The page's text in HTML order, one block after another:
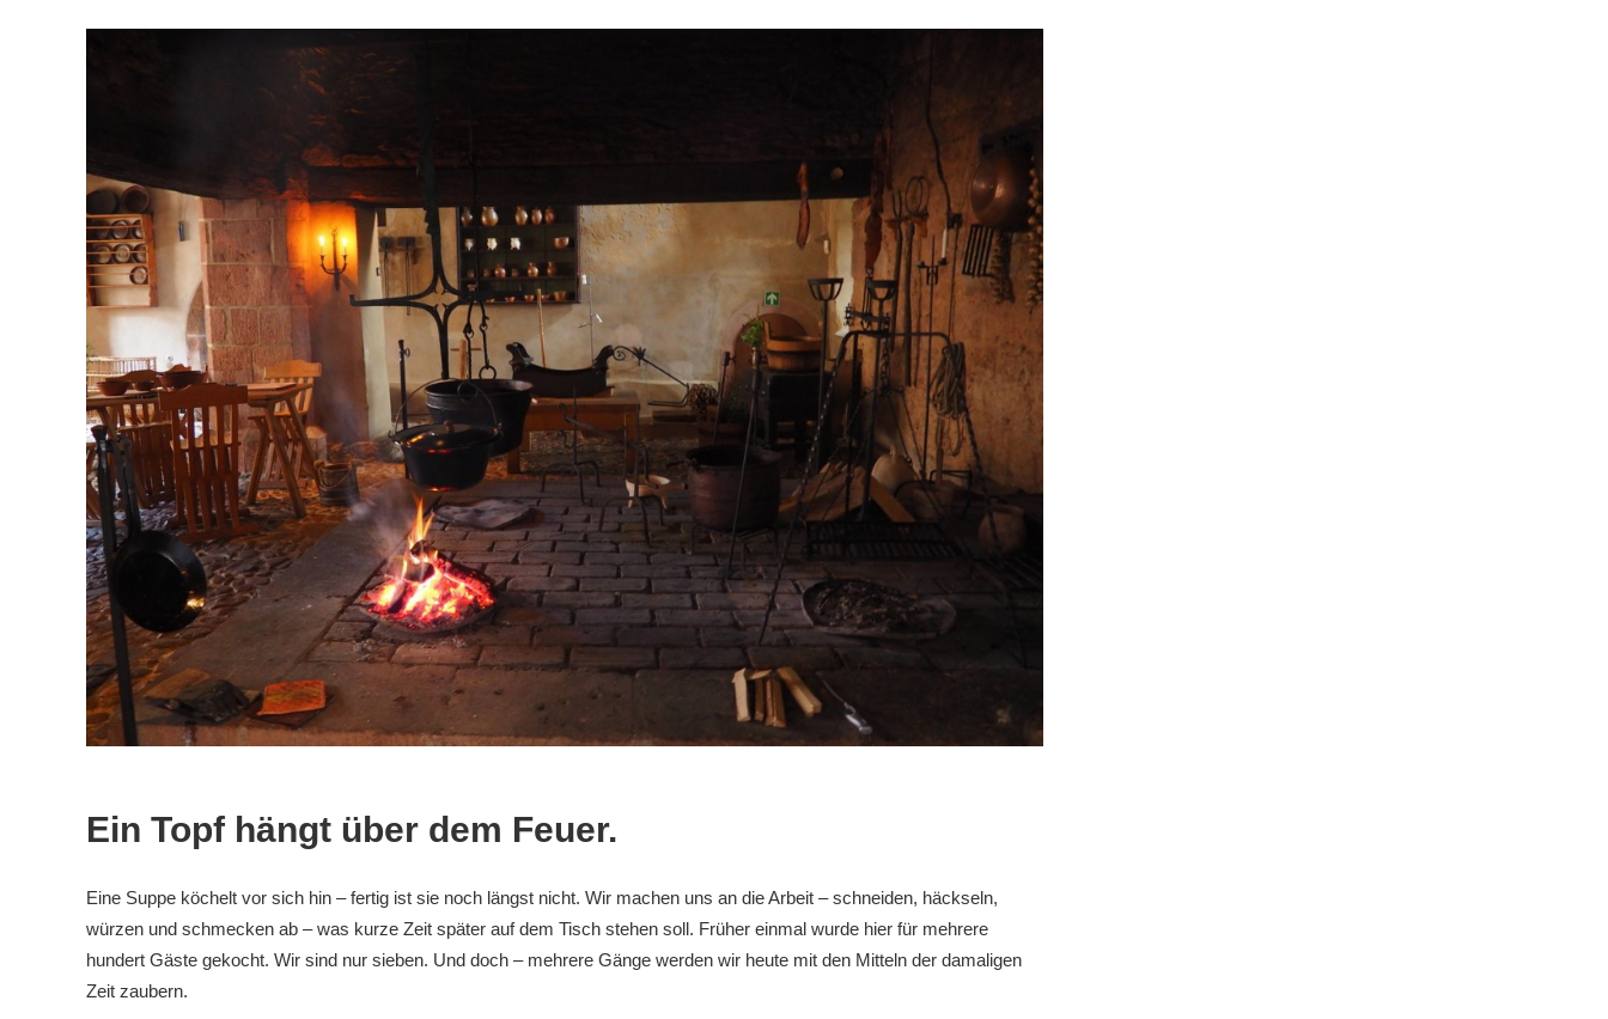
Ein Topf hängt über dem Feuer.
Eine Suppe köchelt vor sich hin – fertig ist sie noch längst nicht. Wir machen uns an die Arbeit – schneiden, häckseln,
würzen und schmecken ab – was kurze Zeit später auf dem Tisch stehen soll. Früher einmal wurde hier für mehrere
hundert Gäste gekocht. Wir sind nur sieben. Und doch – mehrere Gänge werden wir heute mit den Mitteln der damaligen
Zeit zaubern.